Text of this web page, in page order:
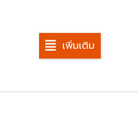
เพิ่มเติม